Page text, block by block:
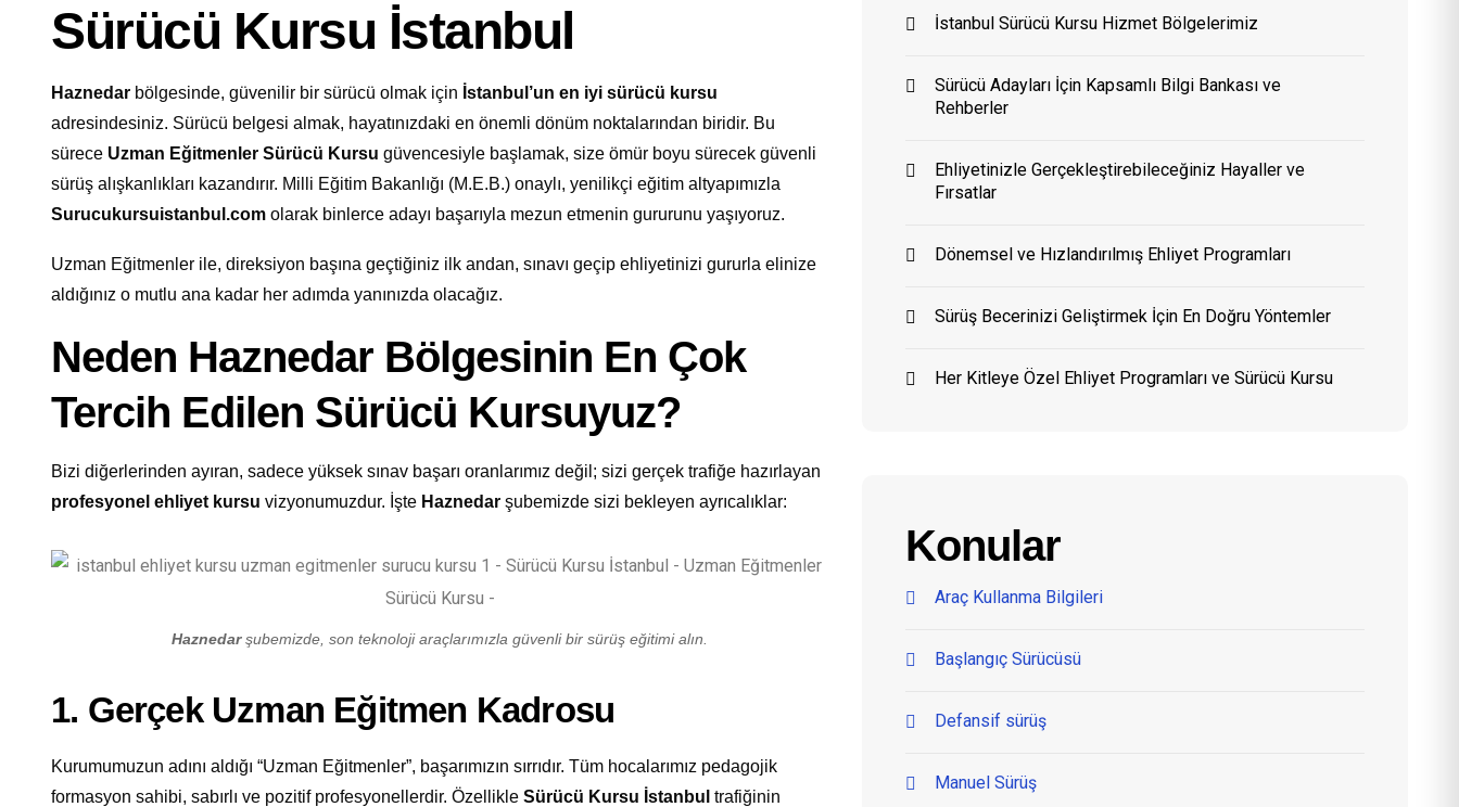
Sürücü Kursu İstanbul
Haznedar bölgesinde, güvenilir bir sürücü olmak için İstanbul’un en iyi sürücü kursu
adresindesiniz. Sürücü belgesi almak, hayatınızdaki en önemli dönüm noktalarından biridir. Bu
sürece Uzman Eğitmenler Sürücü Kursu güvencesiyle başlamak, size ömür boyu sürecek güvenli
sürüş alışkanlıkları kazandırır. Milli Eğitim Bakanlığı (M.E.B.) onaylı, yenilikçi eğitim altyapımızla
Surucukursuistanbul.com olarak binlerce adayı başarıyla mezun etmenin gururunu yaşıyoruz.
Uzman Eğitmenler ile, direksiyon başına geçtiğiniz ilk andan, sınavı geçip ehliyetinizi gururla elinize
aldığınız o mutlu ana kadar her adımda yanınızda olacağız.
Neden Haznedar Bölgesinin En Çok
Tercih Edilen Sürücü Kursuyuz?
Bizi diğerlerinden ayıran, sadece yüksek sınav başarı oranlarımız değil; sizi gerçek trafiğe hazırlayan
profesyonel ehliyet kursu vizyonumuzdur. İşte Haznedar şubemizde sizi bekleyen ayrıcalıklar:
Haznedarşubemizde, son teknoloji araçlarımızla güvenli bir sürüş eğitimi alın.
1. Gerçek Uzman Eğitmen Kadrosu
Kurumumuzun adını aldığı “Uzman Eğitmenler”, başarımızın sırrıdır. Tüm hocalarımız pedagojik
formasyon sahibi, sabırlı ve pozitif profesyonellerdir. Özellikle Sürücü Kursu İstanbul trafiğinin
İstanbul Sürücü Kursu Hizmet Bölgelerimiz
Sürücü Adayları İçin Kapsamlı Bilgi Bankası ve
Rehberler
Ehliyetinizle Gerçekleştirebileceğiniz Hayaller ve
Fırsatlar
Dönemsel ve Hızlandırılmış Ehliyet Programları
Sürüş Becerinizi Geliştirmek İçin En Doğru Yöntemler
Her Kitleye Özel Ehliyet Programları ve Sürücü Kursu
Konular
Araç Kullanma Bilgileri
Başlangıç Sürücüsü
Defansif sürüş
Manuel Sürüş